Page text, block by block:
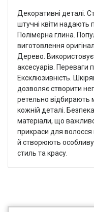
Декоративні деталі.
штучні квіти надають
Полімерна глина.
виготовлення
Дерево.
аксесуарів. Переваги
Ексклюзивність.
дозволяє створити
ретельно відбирають
кожній деталі.
матеріали, що важливо
прикраси для
й створюють
стиль та красу.